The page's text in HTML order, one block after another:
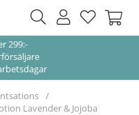
299:-
Lavender & Jojoba